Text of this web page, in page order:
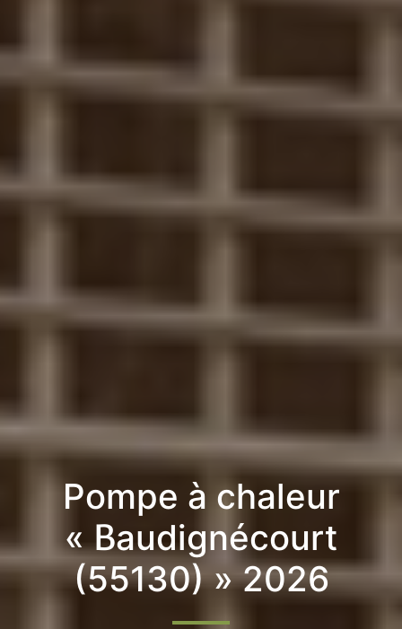
Pompe à chaleur
« Baudignécourt
(55130) » 2026